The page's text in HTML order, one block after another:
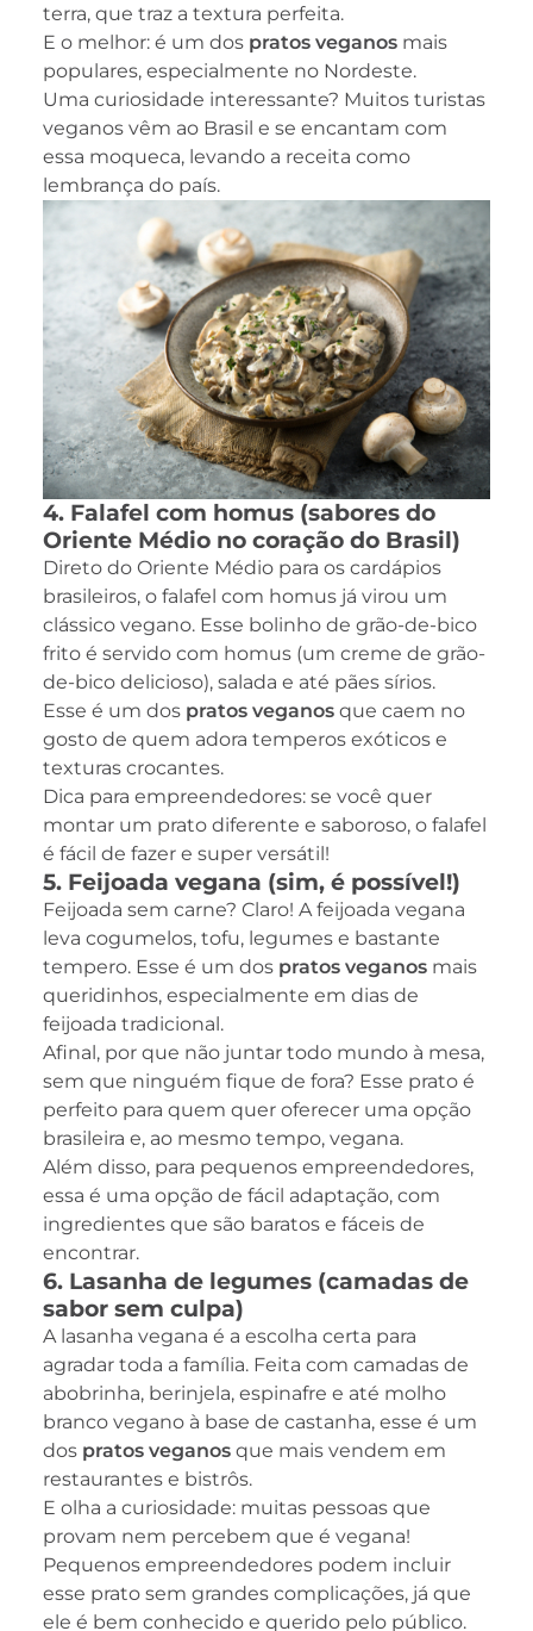
terra, que traz a textura perfeita.
E o melhor: é um dos pratos veganos mais
populares, especialmente no Nordeste.
Uma curiosidade interessante? Muitos turistas
veganos vêm ao Brasil e se encantam com
essa moqueca, levando a receita como
lembrança do país.
4. Falafel com homus (sabores do
Oriente Médio no coração do Brasil)
Direto do Oriente Médio para os cardápios
brasileiros, o falafel com homus já virou um
clássico vegano. Esse bolinho de grão-de-bico
frito é servido com homus (um creme de grão-
de-bico delicioso), salada e até pães sírios.
Esse é um dos pratos veganos que caem no
gosto de quem adora temperos exóticos e
texturas crocantes.
Dica para empreendedores: se você quer
montar um prato diferente e saboroso, o falafel
é fácil de fazer e super versátil!
5. Feijoada vegana (sim, é possível!)
Feijoada sem carne? Claro! A feijoada vegana
leva cogumelos, tofu, legumes e bastante
tempero. Esse é um dos pratos veganos mais
queridinhos, especialmente em dias de
feijoada tradicional.
Afinal, por que não juntar todo mundo à mesa,
sem que ninguém fique de fora? Esse prato é
perfeito para quem quer oferecer uma opção
brasileira e, ao mesmo tempo, vegana.
Além disso, para pequenos empreendedores,
essa é uma opção de fácil adaptação, com
ingredientes que são baratos e fáceis de
encontrar.
6. Lasanha de legumes (camadas de
sabor sem culpa)
A lasanha vegana é a escolha certa para
agradar toda a família. Feita com camadas de
abobrinha, berinjela, espinafre e até molho
branco vegano à base de castanha, esse é um
dos pratos veganos que mais vendem em
restaurantes e bistrôs.
E olha a curiosidade: muitas pessoas que
provam nem percebem que é vegana!
Pequenos empreendedores podem incluir
esse prato sem grandes complicações, já que
ele é bem conhecido e querido pelo público.